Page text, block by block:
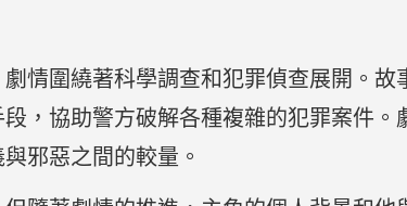
情圍繞著科學調查和犯罪偵查展開。故
，協助警方破解各種複雜的犯罪案件
邪惡之間的較量。